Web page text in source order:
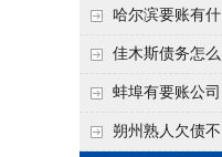
是什么呢？
哈尔滨要账有什
么合法手段？2026年
最新追账方式总结！
佳木斯债务怎么
追回呢？2026年成功
要账就用这2招
蚌埠有要账公司
吗？2026年这3个方
朔州熟人欠债不